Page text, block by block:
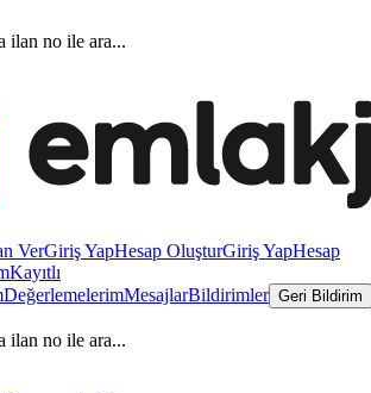
ilan no ile ara...
VerGiriş YapHesap OluşturGiriş YapHesap
Kayıtlı
DeğerlemelerimMesajlarBildirimler Geri Bildirim
ilan no ile ara...